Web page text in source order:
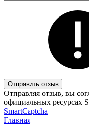
Отправить отзыв
Отправляя отзыв, вы
официальных ресурсах
SmartCaptcha
Главная